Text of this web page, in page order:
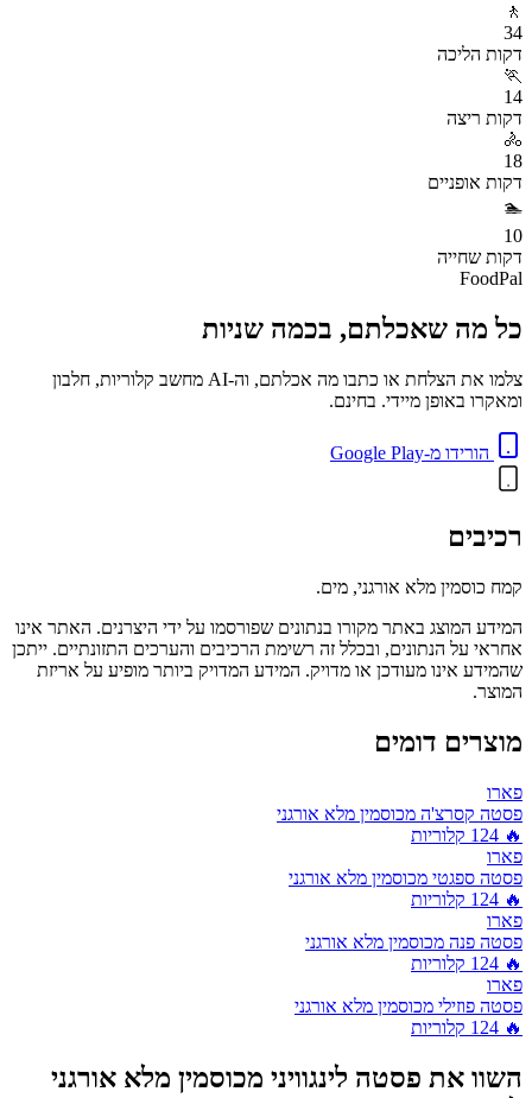
🚶
34
דקות הליכה
🏃
14
דקות ריצה
🚴
18
דקות אופניים
🏊
10
דקות שחייה
FoodPal
כל מה שאכלתם, בכמה שניות
צלמו את הצלחת או כתבו מה אכלתם, וה-AI מחשב קלוריות, חלבון
ומאקרו באופן מיידי. בחינם.
הורידו מ-Google Play
רכיבים
קמח כוסמין מלא אורגני, מים.
המידע המוצג באתר מקורו בנתונים שפורסמו על ידי היצרנים. האתר אינו
אחראי על הנתונים, ובכלל זה רשימת הרכיבים והערכים התזונתיים. ייתכן
שהמידע אינו מעודכן או מדויק. המידע המדויק ביותר מופיע על אריזת
המוצר.
מוצרים דומים
פארו
פסטה קסרצ'ה מכוסמין מלא אורגני
🔥
124 קלוריות
פארו
פסטה ספגטי מכוסמין מלא אורגני
🔥
124 קלוריות
פארו
פסטה פנה מכוסמין מלא אורגני
🔥
124 קלוריות
פארו
פסטה פוזילי מכוסמין מלא אורגני
🔥
124 קלוריות
השוו את פסטה לינגוויני מכוסמין מלא אורגני